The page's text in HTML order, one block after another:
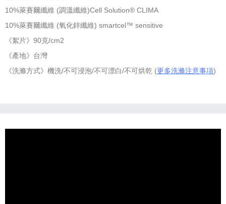
10%萊賽爾纖維 (調溫纖維)Cell Solution® CLIMA
10%萊賽爾纖維 (氧化鋅纖維) smartcel™ sensitive
《絮片》90克/cm2
《產地》台灣
《洗滌方式》機洗/不可浸泡/不可漂白/不可烘乾 (更多洗滌注意事項)